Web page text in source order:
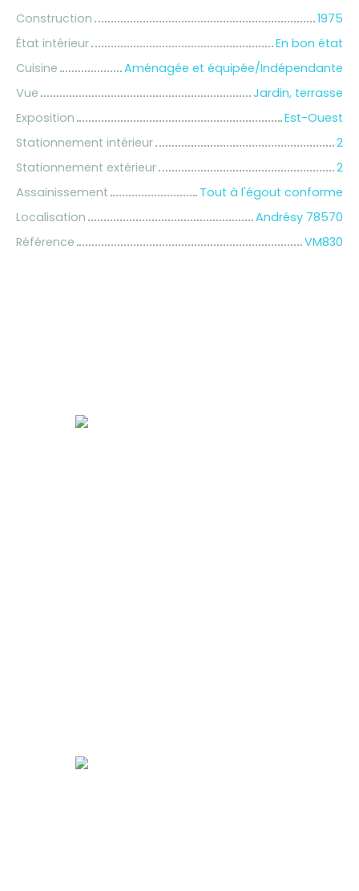
Construction
1975
État intérieur
En bon état
Cuisine
Aménagée et équipée/Indépendante
Vue
Jardin, terrasse
Exposition
Est-Ouest
Stationnement intérieur
2
Stationnement extérieur
2
Assainissement
Tout à l'égout conforme
Localisation
Andrésy 78570
Référence
VM830